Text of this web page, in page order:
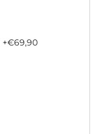
+€69,90